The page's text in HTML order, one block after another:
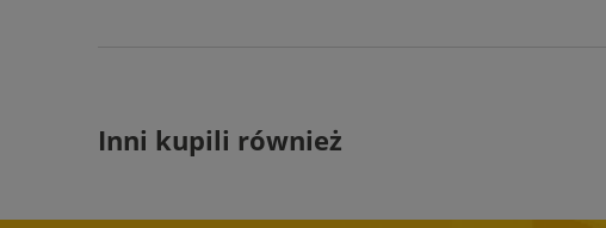
Inni kupili również